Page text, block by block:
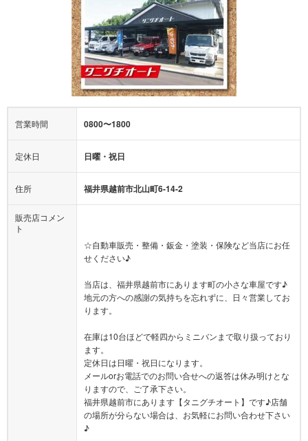
営業時間 0800〜1800
定休日 日曜・祝日
住所 福井県越前市北山町6-14-2
販売店コメン
ト
☆自動車販売・整備・鈑金・塗装・保険など当店にお任
せください♪
当店は、福井県越前市にあります町の小さな車屋です♪
地元の方への感謝の気持ちを忘れずに、日々営業してお
ります。
在庫は10台ほどで軽四からミニバンまで取り扱っており
ます。
定休日は日曜・祝日になります。
メールorお電話でのお問い合せへの返答は休み明けとな
りますので、ご了承下さい。
福井県越前市にあります【タニグチオート】です♪店舗
の場所が分らない場合は、お気軽にお問い合わせ下さい
♪